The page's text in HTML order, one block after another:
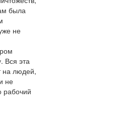
была
не
Вся эта
на людей,
не
рабочий